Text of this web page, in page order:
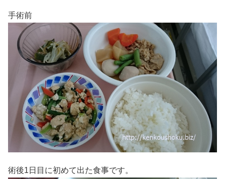
手術前
術後1日目に初めて出た食事です。